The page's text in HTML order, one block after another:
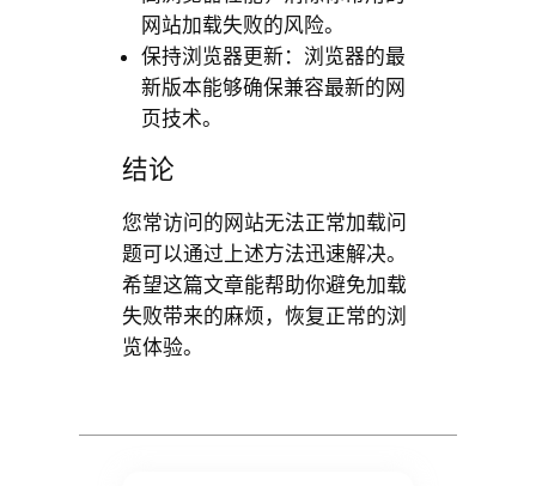
网站加载失败的风险。
保持浏览器更新：浏览器的最
新版本能够确保兼容最新的网
页技术。
结论
您常访问的网站无法正常加载问
题可以通过上述方法迅速解决。
希望这篇文章能帮助你避免加载
失败带来的麻烦，恢复正常的浏
览体验。